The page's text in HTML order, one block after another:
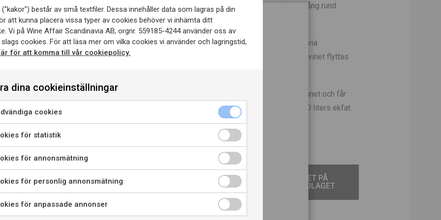
vingårdar i
och Bottelary i
på franska och
körsbär och ekfat. Tanninerna är fina och vinet har en lång rund
avslutning.
Vinifiering Druvsorterna fermenteras var för sig i öppna
betongtankar. En andra fermentering sker i tankar och vinet flyttas
Efter 12 månader på franska ekfat blendas vinet och får
sedan vila ytterligare 8 månader på 225, 600 och 4500 liters ekfat.
Ingen filtrering innan buteljering.
Passar tillKötträtter, grytor och vissa hårdostar.
LADDA NER
PRESSBILD
TILL VINET PÅ
SYSTEMBOLAGET
består av små textfiler. Dessa innehåller data som lagras på din
att kunna placera vissa typer av cookies behöver vi inhämta ditt
Vi på Wine Affair Scandinavia AB, orgnr. 559185-4244 använder oss av
cookies. För att läsa mer om vilka cookies vi använder och lagringstid,
för att komma till vår cookiepolicy.
dina cookieinställningar
cookies
för statistik
för annonsmätning
för personlig annonsmätning
för anpassade annonser
sida innehåller information om alkoholhaltiga drycker och
jag bekräftar att jag är 20 år eller äldre godkänner jag också
PRIVATKONSUMENT